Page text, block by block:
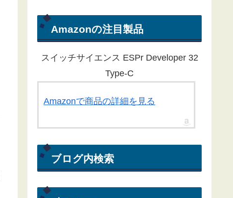
ん。ほとんどの記事が１年以上経過
している為、動作しないものもある
ことをご了承ください。
Yahoo RSS天気予報が配信終了し
たことに伴い、気象庁から天気予報
を取得する方法にライブラリを更新
ください(2022/04/15)
Yahoo! RSS天気予報の配信が
2022/03/31で終了してしまいまし
Amazonの注目製品
スイッチサイエンス ESPr Developer 32
Type-C
Amazonで商品の詳細を見る
ブログ内検索